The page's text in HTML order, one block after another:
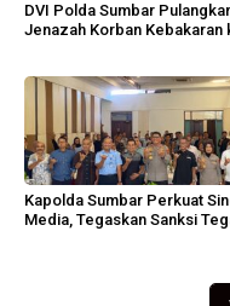
DVI Polda Sumbar
Jenazah Korban Kebakaran
Kapolda Sumbar Perkuat
Media, Tegaskan Sanksi